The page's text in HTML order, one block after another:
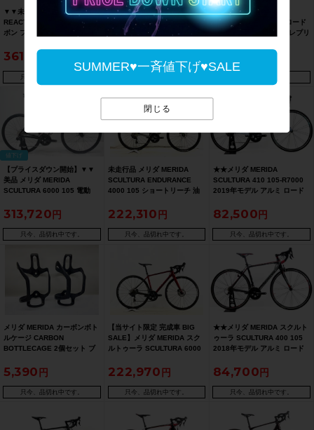
SUMMER♥一斉値下げ♥SALE
閉じる
▼▼未使用 メリダ MERIDA
REACTO TEAM 2025年 カー
ボン フレームセット S(52)サ
岡より配送）
361,900
只今、品切れ中です。
★★メリダ MERIDA ライド
RIDE 80 Claris 2024年モデル
ロードバイク 47サイズ 2×8速
100,100
メリダ MERIDA ライド
RIDE400 105 2015年 ロード
バイク 47サイズ チームレプリ
値下げ
【プライスダウン開始】▼▼
美品 メリダ MERIDA
SCULTURA 6000 105 電動
バイク L(52)サイズ 2×12速
【お買い得SALE】
313,720
只今、品切れ中です。
未走行品 メリダ MERIDA
SCULTURA ENDURANCE
4000 105 ショートリーチ 油
サイズ ガンメタルグレー ☆
222,310
只今、品切れ中です。
★★メリダ MERIDA
SCULTURA 410 105-R7000
2019年モデル アルミ ロード
ー（サイクルパラダイス山口
より配送)
82,500
只今、品切れ中です。
メリダ MERIDA カーボンボト
ルケージ CARBON
BOTTLECAGE 2個セット ブ
5,390
只今、品切れ中です。
【当サイト限定 完成車 BIG
SALE】メリダ MERIDA スク
ルトゥーラ SCULTURA 6000
カーボンロードバイク XS/47
サイズ レッド【期間限定 6/29
午前10時迄】
222,970
只今、品切れ中です。
★★メリダ MERIDA スクルト
ゥーラ SCULTURA 400 105
2018年モデル アルミ ロード
ック（サイクルパラダイス山
口より配送)
84,700
只今、品切れ中です。